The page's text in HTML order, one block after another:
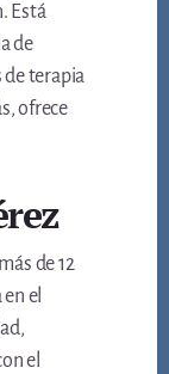
Está
de
de terapia
ofrece
de 12
el
el